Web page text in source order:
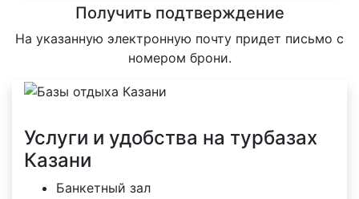
Получить подтверждение
На указанную электронную почту придет письмо с
номером брони.
Услуги и удобства на турбазах
Казани
Банкетный зал